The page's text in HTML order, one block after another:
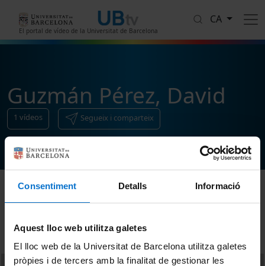
Consentiment Detalls Informació
Aquest lloc web utilitza galetes
El lloc web de la Universitat de Barcelona utilitza galetes
pròpies i de tercers amb la finalitat de gestionar les
El portal de vídeo de la Universitat de Barcelona
CA
Guzmán Pérez, David
1 vídeos Segueix i comparteix
Ordenar